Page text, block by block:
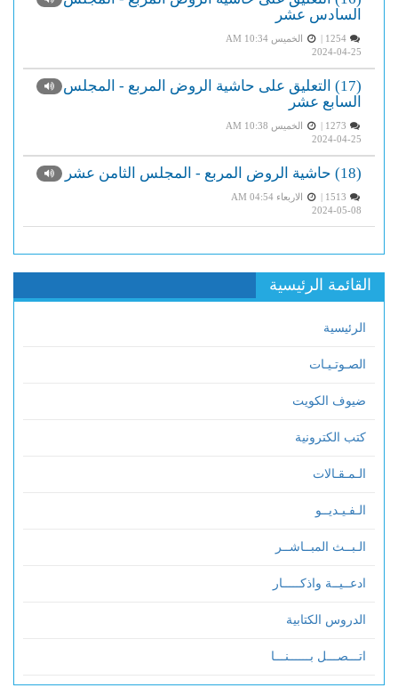
السادس عشر
1254 |
الخميس AM 10:34
2024-04-25
(17) التعليق على حاشية الروض المربع - المجلس
السابع عشر
الخميس AM 10:38
2024-04-25
(18) حاشية الروض المربع - المجلس الثامن عشر
الاربعاء AM 04:54
2024-05-08
القائمة الرئيسية
الرئيسية
الصـوتـيـات
ضيوف الكويت
كتب الكترونية
الـمـقـالات
الـفـيـديــو
الـبــث المبــاشــر
ادعــيــة واذكـــــار
الدروس الكتابية
اتـــصـــل بــــــنـــا